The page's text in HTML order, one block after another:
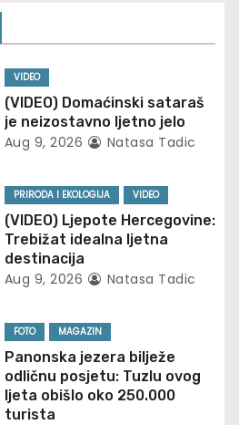
VIDEO
(VIDEO) Domaćinski sataraš
je neizostavno ljetno jelo
Aug 9, 2026 Natasa Tadic
PRIRODA I EKOLOGIJA VIDEO
(VIDEO) Ljepote Hercegovine:
Trebižat idealna ljetna
destinacija
Aug 9, 2026 Natasa Tadic
FOTO MAGAZIN
Panonska jezera bilježe
odličnu posjetu: Tuzlu ovog
ljeta obišlo oko 250.000
turista